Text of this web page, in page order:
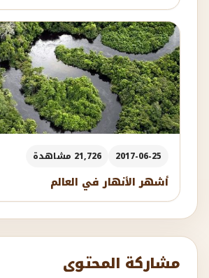
2017-06-25 21,726 مشاهدة
أشهر الأنهار في العالم
مشاركة المحتوى